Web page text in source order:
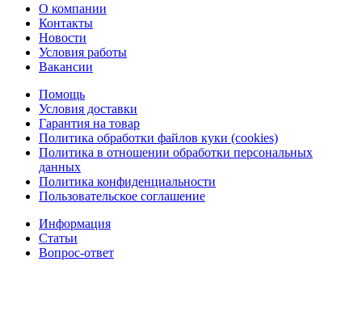
О компании
Контакты
Новости
Условия работы
Вакансии
Помощь
Условия доставки
Гарантия на товар
Политика обработки файлов куки (cookies)
Политика в отношении обработки персональных
данных
Политика конфиденциальности
Пользовательское соглашение
Информация
Статьи
Вопрос-ответ